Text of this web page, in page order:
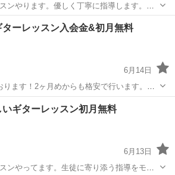
ンやります。優しく丁寧に指導します。詳
橋で自宅にて行いますので通える方で年齢
前駅 ギター レッスン
ターレッスン入会金&初月無料
6月14日
ります！2ヶ月めからも格安で行います。他
ターはじめたい方や挫折された方は是非ご
にわかりやすく、基礎をしっかり教えてい
で！年齢...
ギター
いギターレッスン初月無料
6月13日
ンやってます。生徒に寄り添う指導をモッ